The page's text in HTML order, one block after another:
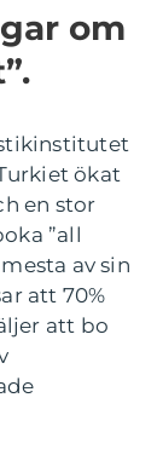
om
ökat
en stor
”all
av sin
att 70%
att bo